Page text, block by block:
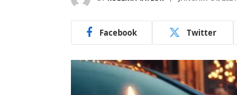
Facebook Twitter